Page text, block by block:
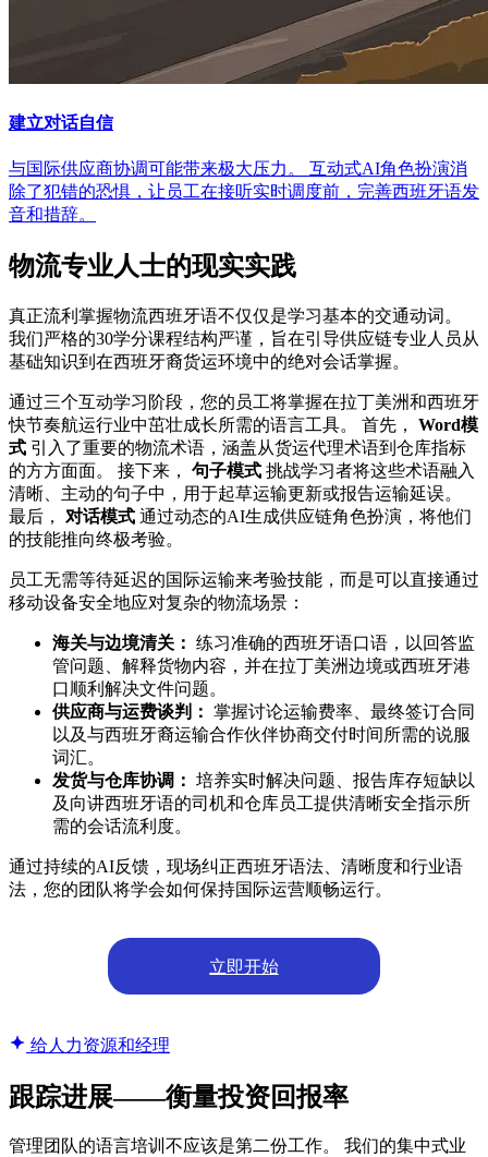
建立对话自信
与国际供应商协调可能带来极大压力。 互动式AI角色扮演消
除了犯错的恐惧，让员工在接听实时调度前，完善西班牙语发
音和措辞。
物流专业人士的现实实践
真正流利掌握物流西班牙语不仅仅是学习基本的交通动词。
我们严格的30学分课程结构严谨，旨在引导供应链专业人员从
基础知识到在西班牙裔货运环境中的绝对会话掌握。
通过三个互动学习阶段，您的员工将掌握在拉丁美洲和西班牙
快节奏航运行业中茁壮成长所需的语言工具。 首先， Word模
式 引入了重要的物流术语，涵盖从货运代理术语到仓库指标
的方方面面。 接下来， 句子模式 挑战学习者将这些术语融入
清晰、主动的句子中，用于起草运输更新或报告运输延误。
最后， 对话模式 通过动态的AI生成供应链角色扮演，将他们
的技能推向终极考验。
员工无需等待延迟的国际运输来考验技能，而是可以直接通过
移动设备安全地应对复杂的物流场景：
海关与边境清关： 练习准确的西班牙语口语，以回答监
管问题、解释货物内容，并在拉丁美洲边境或西班牙港
口顺利解决文件问题。
供应商与运费谈判： 掌握讨论运输费率、最终签订合同
以及与西班牙裔运输合作伙伴协商交付时间所需的说服
词汇。
发货与仓库协调： 培养实时解决问题、报告库存短缺以
及向讲西班牙语的司机和仓库员工提供清晰安全指示所
需的会话流利度。
通过持续的AI反馈，现场纠正西班牙语法、清晰度和行业语
法，您的团队将学会如何保持国际运营顺畅运行。
立即开始
给人力资源和经理
跟踪进展——衡量投资回报率
管理团队的语言培训不应该是第二份工作。 我们的集中式业